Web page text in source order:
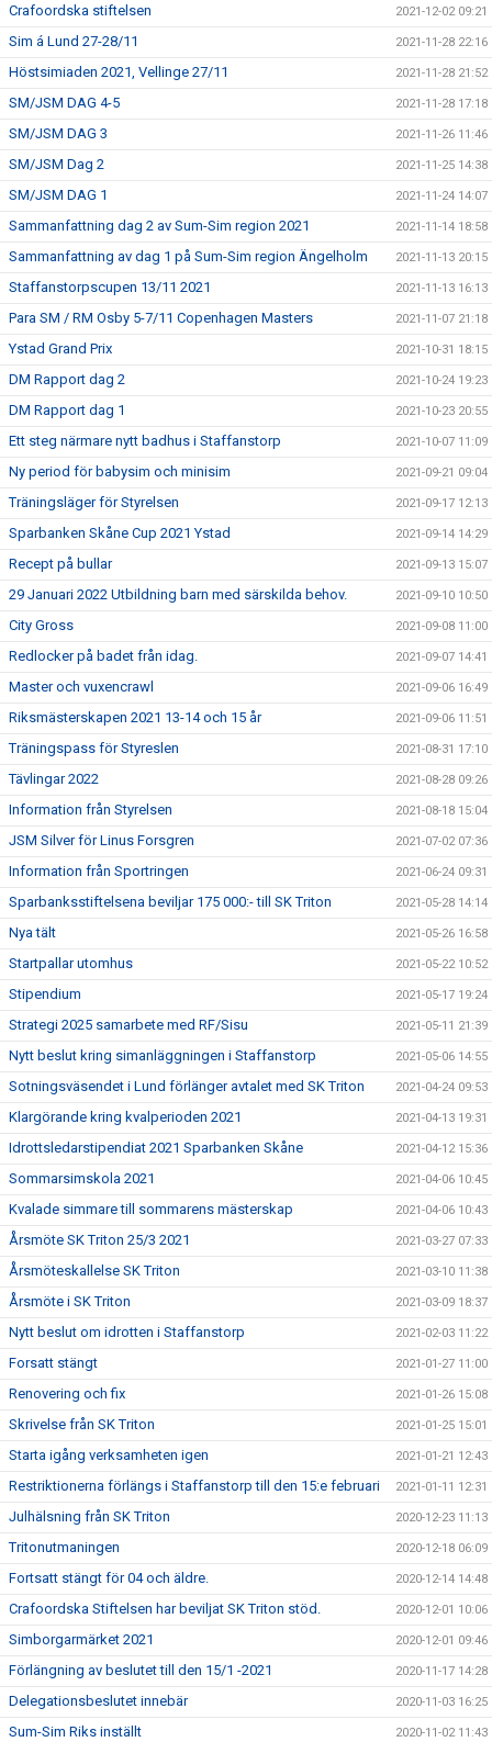
Crafoordska stiftelsen 2021-12-02 09:21
Sim á Lund 27-28/11 2021-11-28 22:16
Höstsimiaden 2021, Vellinge 27/11 2021-11-28 21:52
SM/JSM DAG 4-5 2021-11-28 17:18
SM/JSM DAG 3 2021-11-26 11:46
SM/JSM Dag 2 2021-11-25 14:38
SM/JSM DAG 1 2021-11-24 14:07
Sammanfattning dag 2 av Sum-Sim region 2021 2021-11-14 18:58
Sammanfattning av dag 1 på Sum-Sim region Ängelholm 2021-11-13 20:15
Staffanstorpscupen 13/11 2021 2021-11-13 16:13
Para SM / RM Osby 5-7/11 Copenhagen Masters 2021-11-07 21:18
Ystad Grand Prix 2021-10-31 18:15
DM Rapport dag 2 2021-10-24 19:23
DM Rapport dag 1 2021-10-23 20:55
Ett steg närmare nytt badhus i Staffanstorp 2021-10-07 11:09
Ny period för babysim och minisim 2021-09-21 09:04
Träningsläger för Styrelsen 2021-09-17 12:13
Sparbanken Skåne Cup 2021 Ystad 2021-09-14 14:29
Recept på bullar 2021-09-13 15:07
29 Januari 2022 Utbildning barn med särskilda behov. 2021-09-10 10:50
City Gross 2021-09-08 11:00
Redlocker på badet från idag. 2021-09-07 14:41
Master och vuxencrawl 2021-09-06 16:49
Riksmästerskapen 2021 13-14 och 15 år 2021-09-06 11:51
Träningspass för Styreslen 2021-08-31 17:10
Tävlingar 2022 2021-08-28 09:26
Information från Styrelsen 2021-08-18 15:04
JSM Silver för Linus Forsgren 2021-07-02 07:36
Information från Sportringen 2021-06-24 09:31
Sparbanksstiftelsena beviljar 175 000:- till SK Triton 2021-05-28 14:14
Nya tält 2021-05-26 16:58
Startpallar utomhus 2021-05-22 10:52
Stipendium 2021-05-17 19:24
Strategi 2025 samarbete med RF/Sisu 2021-05-11 21:39
Nytt beslut kring simanläggningen i Staffanstorp 2021-05-06 14:55
Sotningsväsendet i Lund förlänger avtalet med SK Triton 2021-04-24 09:53
Klargörande kring kvalperioden 2021 2021-04-13 19:31
Idrottsledarstipendiat 2021 Sparbanken Skåne 2021-04-12 15:36
Sommarsimskola 2021 2021-04-06 10:45
Kvalade simmare till sommarens mästerskap 2021-04-06 10:43
Årsmöte SK Triton 25/3 2021 2021-03-27 07:33
Årsmöteskallelse SK Triton 2021-03-10 11:38
Årsmöte i SK Triton 2021-03-09 18:37
Nytt beslut om idrotten i Staffanstorp 2021-02-03 11:22
Forsatt stängt 2021-01-27 11:00
Renovering och fix 2021-01-26 15:08
Skrivelse från SK Triton 2021-01-25 15:01
Starta igång verksamheten igen 2021-01-21 12:43
Restriktionerna förlängs i Staffanstorp till den 15:e februari 2021-01-11 12:31
Julhälsning från SK Triton 2020-12-23 11:13
Tritonutmaningen 2020-12-18 06:09
Fortsatt stängt för 04 och äldre. 2020-12-14 14:48
Crafoordska Stiftelsen har beviljat SK Triton stöd. 2020-12-01 10:06
Simborgarmärket 2021 2020-12-01 09:46
Förlängning av beslutet till den 15/1 -2021 2020-11-17 14:28
Delegationsbeslutet innebär 2020-11-03 16:25
Sum-Sim Riks inställt 2020-11-02 11:43